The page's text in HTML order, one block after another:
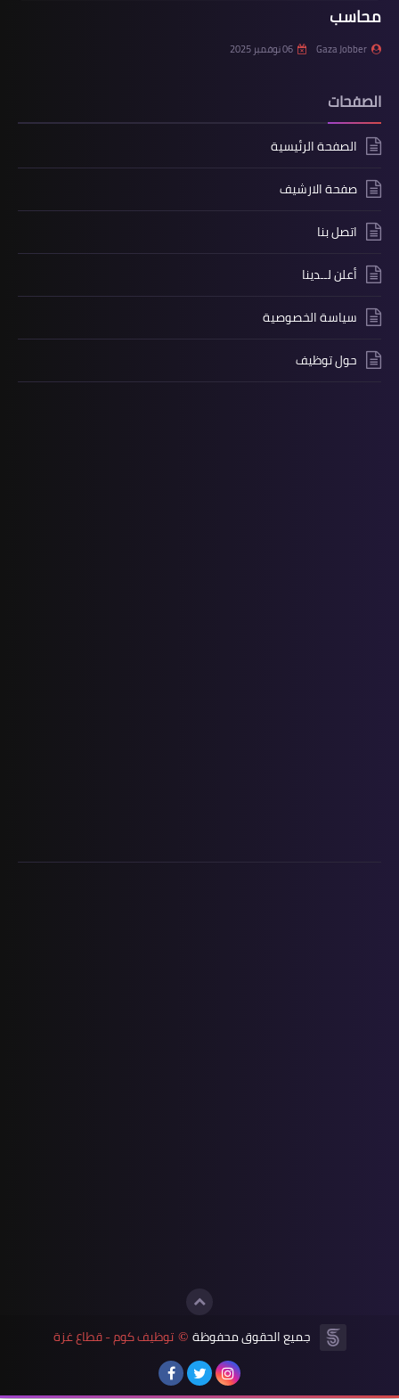
محاسب
Gaza Jobber 06 نوفمبر 2025
الصفحات
الصفحة الرئيسية
صفحة الارشيف
اتصل بنا
أعلن لــدينا
سياسة الخصوصية
حول توظيف
جميع الحقوق محفوظة © توظيف كوم - قطاع غزة